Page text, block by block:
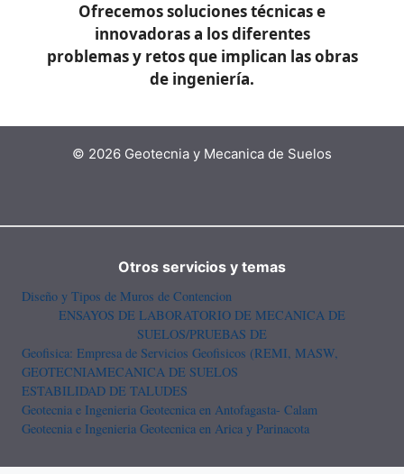
Ofrecemos soluciones técnicas e
innovadoras a los diferentes
problemas y retos que implican las obras
de ingeniería.
© 2026 Geotecnia y Mecanica de Suelos
Otros servicios y temas
Diseño y Tipos de Muros de Contencion
ENSAYOS DE LABORATORIO DE MECANICA DE
SUELOS/PRUEBAS DE
Geofisica: Empresa de Servicios Geofisicos (REMI, MASW,
GEOTECNIAMECANICA DE SUELOS
ESTABILIDAD DE TALUDES
Geotecnia e Ingenieria Geotecnica en Antofagasta- Calam
Geotecnia e Ingenieria Geotecnica en Arica y Parinacota